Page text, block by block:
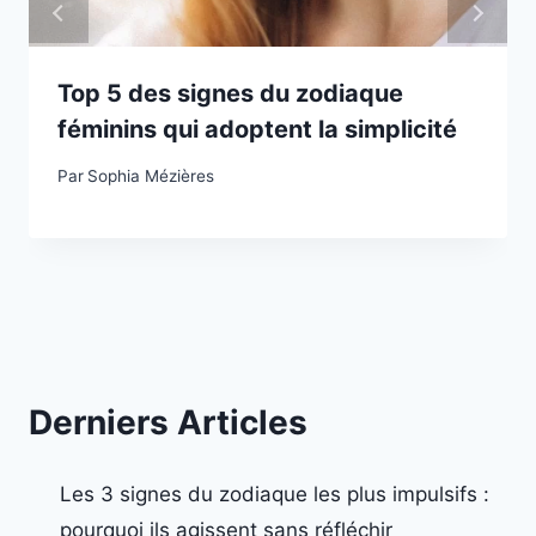
Top 5 des signes du zodiaque
féminins qui adoptent la simplicité
Par Sophia Mézières
Derniers Articles
Les 3 signes du zodiaque les plus impulsifs :
pourquoi ils agissent sans réfléchir